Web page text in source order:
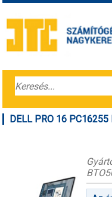
DELL PRO 16 PC16255